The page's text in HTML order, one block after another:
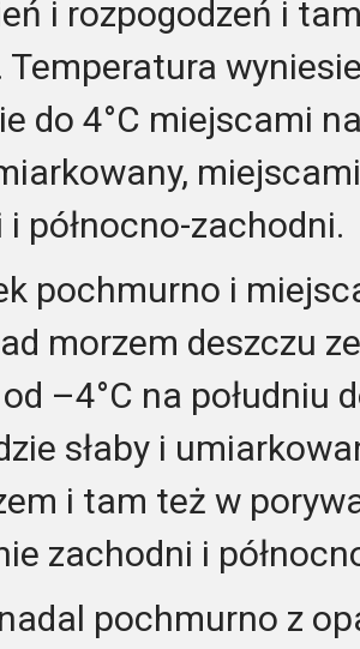
i rozpogodzeń i
do 4°C miejscami
północno-zachodni.
pochmurno i
morzem deszczu
–4°C na południu
słaby i
i tam też w
zachodni i
pochmurno z